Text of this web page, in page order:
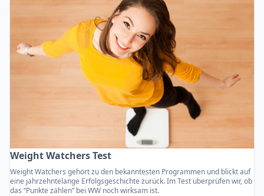
Weight Watchers Test
Weight Watchers gehört zu den bekanntesten Programmen und blickt auf
eine jahrzehntelange Erfolgsgeschichte zurück. Im Test überprüfen wir, ob
das “Punkte zählen” bei WW noch wirksam ist.